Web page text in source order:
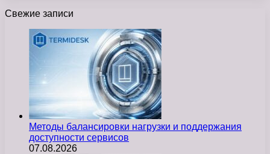
Свежие записи
Методы балансировки нагрузки и поддержания
доступности сервисов
07.08.2026